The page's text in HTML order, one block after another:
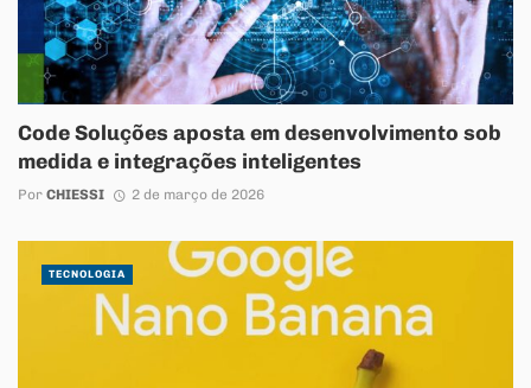
Code Soluções aposta em desenvolvimento sob
medida e integrações inteligentes
Por CHIESSI 2 de março de 2026
TECNOLOGIA